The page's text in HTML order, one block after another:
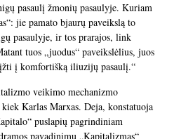
pasaulį žmonių pasaulyje. Kuriam
jie pamato bjaurų paveikslą to
pasaulyje, ir tos prarajos, link
tuos „juodus“ paveikslėlius, juos
į komfortišką iliuzijų pasaulį.“
veikimo mechanizmo
Karlas Marxas. Deja, konstatuoja
puslapių pagrindiniam
pavadinimu „Kapitalizmas“